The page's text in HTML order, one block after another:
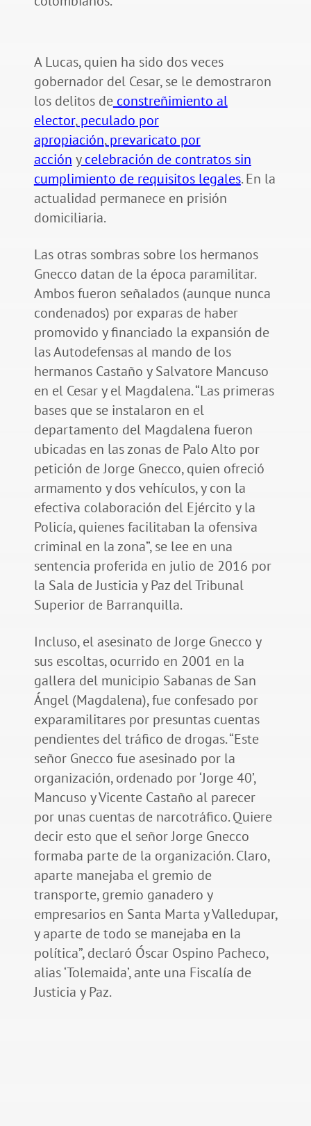
A Lucas, quien ha sido dos veces
gobernador del Cesar, se le demostraron
los delitos deconstreñimiento al
elector,peculado por
apropiación,prevaricato por
acción ycelebración de contratos sin
cumplimiento de requisitos legales. En la
actualidad permanece en prisión
domiciliaria.
Las otras sombras sobre los hermanos
Gnecco datan de la época paramilitar.
Ambos fueron señalados (aunque nunca
condenados) por exparas de haber
promovido y financiado la expansión de
las Autodefensas al mando de los
hermanos Castaño y Salvatore Mancuso
en el Cesar y el Magdalena. “Las primeras
bases que se instalaron en el
departamento del Magdalena fueron
ubicadas en las zonas de Palo Alto por
petición de Jorge Gnecco, quien ofreció
armamento y dos vehículos, y con la
efectiva colaboración del Ejército y la
Policía, quienes facilitaban la ofensiva
criminal en la zona”, se lee en una
sentencia proferida en julio de 2016 por
la Sala de Justicia y Paz del Tribunal
Superior de Barranquilla.
Incluso, el asesinato de Jorge Gnecco y
sus escoltas, ocurrido en 2001 en la
gallera del municipio Sabanas de San
Ángel (Magdalena), fue confesado por
exparamilitares por presuntas cuentas
pendientes del tráfico de drogas. “Este
señor Gnecco fue asesinado por la
organización, ordenado por ‘Jorge 40’,
Mancuso y Vicente Castaño al parecer
por unas cuentas de narcotráfico. Quiere
decir esto que el señor Jorge Gnecco
formaba parte de la organización. Claro,
aparte manejaba el gremio de
transporte, gremio ganadero y
empresarios en Santa Marta y Valledupar,
y aparte de todo se manejaba en la
política”, declaró Óscar Ospino Pacheco,
alias ‘Tolemaida’, ante una Fiscalía de
Justicia y Paz.